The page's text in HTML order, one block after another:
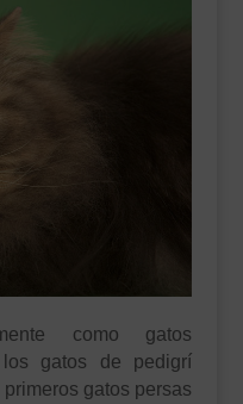
como gatos
gatos de pedigrí
gatos persas